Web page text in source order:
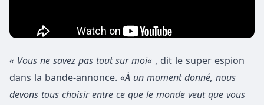
« Vous ne savez pas tout sur moi« , dit le super espion
dans la bande-annonce. «À un moment donné, nous
devons tous choisir entre ce que le monde veut que vous